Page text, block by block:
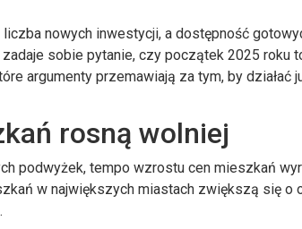
nowych inwestycji, a dostępność
sobie pytanie, czy początek 2025 roku
argumenty przemawiają za tym, by działać
rosną wolniej
podwyżek, tempo wzrostu cen mieszkań
w największych miastach zwiększą się o